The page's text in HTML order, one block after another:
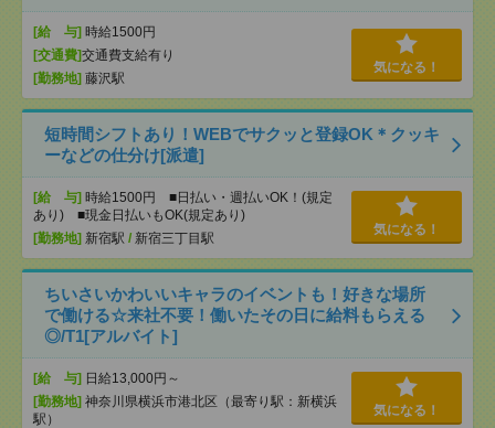
[給 与] 時給1500円
[交通費]交通費支給有り
[勤務地] 藤沢駅
気になる！
短時間シフトあり！WEBでサクッと登録OK＊クッキ
ーなどの仕分け[派遣]
[給 与] 時給1500円 ■日払い・週払いOK！(規定
あり) ■現金日払いもOK(規定あり)
[勤務地] 新宿駅 / 新宿三丁目駅
気になる！
ちいさいかわいいキャラのイベントも！好きな場所
で働ける☆来社不要！働いたその日に給料もらえる
◎/T1[アルバイト]
[給 与] 日給13,000円～
[勤務地] 神奈川県横浜市港北区（最寄り駅：新横浜
駅）
気になる！